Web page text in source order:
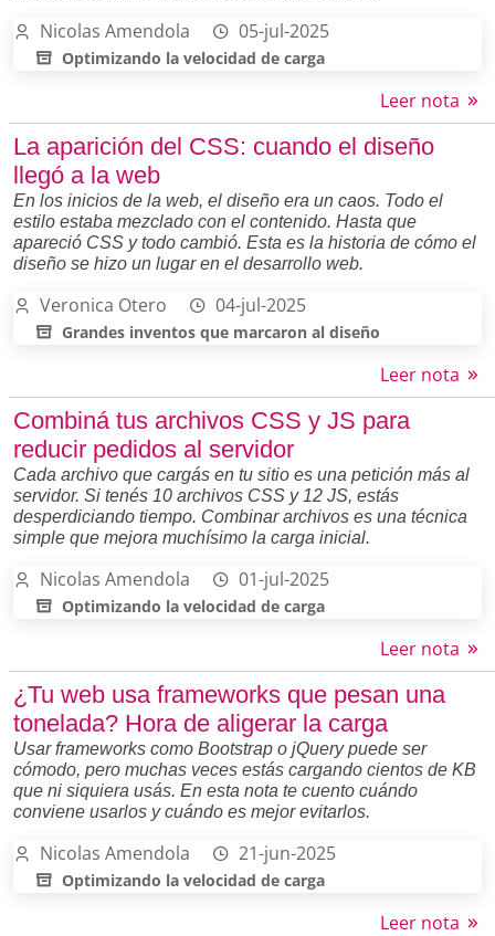
Nicolas Amendola 05-jul-2025
Optimizando la velocidad de carga
Leer nota
La aparición del CSS: cuando el diseño
llegó a la web
En los inicios de la web, el diseño era un caos. Todo el
estilo estaba mezclado con el contenido. Hasta que
apareció CSS y todo cambió. Esta es la historia de cómo el
diseño se hizo un lugar en el desarrollo web.
Veronica Otero 04-jul-2025
Grandes inventos que marcaron al diseño
Leer nota
Combiná tus archivos CSS y JS para
reducir pedidos al servidor
Cada archivo que cargás en tu sitio es una petición más al
servidor. Si tenés 10 archivos CSS y 12 JS, estás
desperdiciando tiempo. Combinar archivos es una técnica
simple que mejora muchísimo la carga inicial.
Nicolas Amendola 01-jul-2025
Optimizando la velocidad de carga
Leer nota
¿Tu web usa frameworks que pesan una
tonelada? Hora de aligerar la carga
Usar frameworks como Bootstrap o jQuery puede ser
cómodo, pero muchas veces estás cargando cientos de KB
que ni siquiera usás. En esta nota te cuento cuándo
conviene usarlos y cuándo es mejor evitarlos.
Nicolas Amendola 21-jun-2025
Optimizando la velocidad de carga
Leer nota